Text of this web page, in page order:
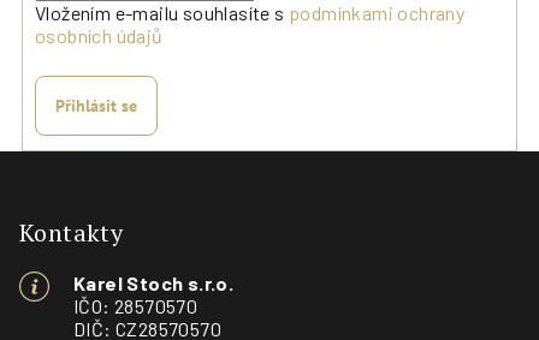
Vložením e-mailu souhlasíte s podmínkami ochrany
osobních údajů
Přihlásit se
Kontakty
Karel Stoch s.r.o.
IČO: 28570570
DIČ: CZ28570570